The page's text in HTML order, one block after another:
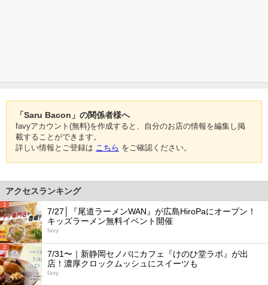
「Saru Bacon」の関係者様へ
favyアカウント(無料)を作成すると、自分のお店の情報を編集し掲
載することができます。
詳しい情報とご登録は こちら をご確認ください。
アクセスランキング
1
7/27│『尾道ラーメンWAN』が広島HiroPaにオープン！
キッズラーメン無料イベント開催
favy
2
7/31〜｜新静岡セノバにカフェ『けのひ堂ラボ』が出
店！濃厚クロックムッシュにスイーツも
favy